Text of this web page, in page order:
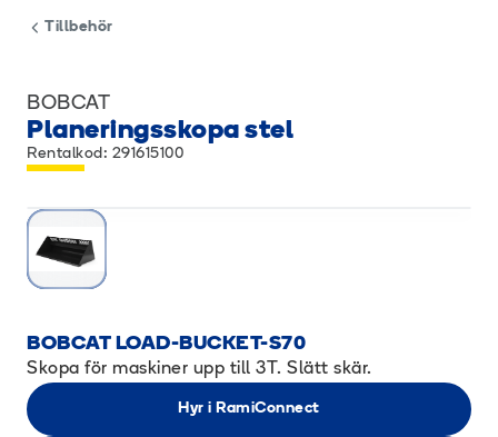
Tillbehör
BOBCAT
Planeringsskopa stel
Rentalkod: 291615100
BOBCAT LOAD-BUCKET-S70
Skopa för maskiner upp till 3T. Slätt skär.
Hyr i RamiConnect